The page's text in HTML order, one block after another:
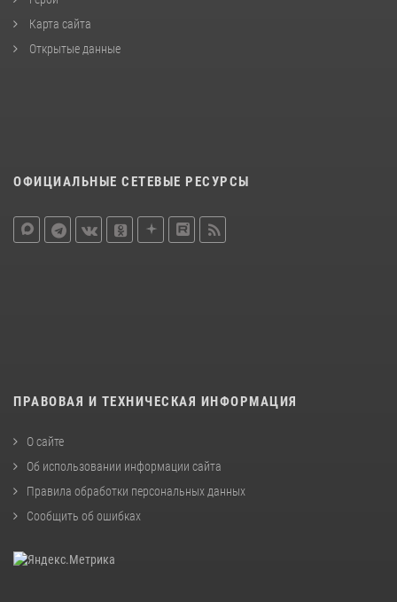
Карта сайта
Открытые данные
ОФИЦИАЛЬНЫЕ СЕТЕВЫЕ РЕСУРСЫ
ПРАВОВАЯ И ТЕХНИЧЕСКАЯ ИНФОРМАЦИЯ
О сайте
Об использовании информации сайта
Правила обработки персональных данных
Сообщить об ошибках